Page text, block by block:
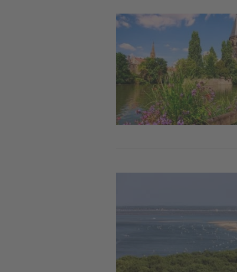
Image